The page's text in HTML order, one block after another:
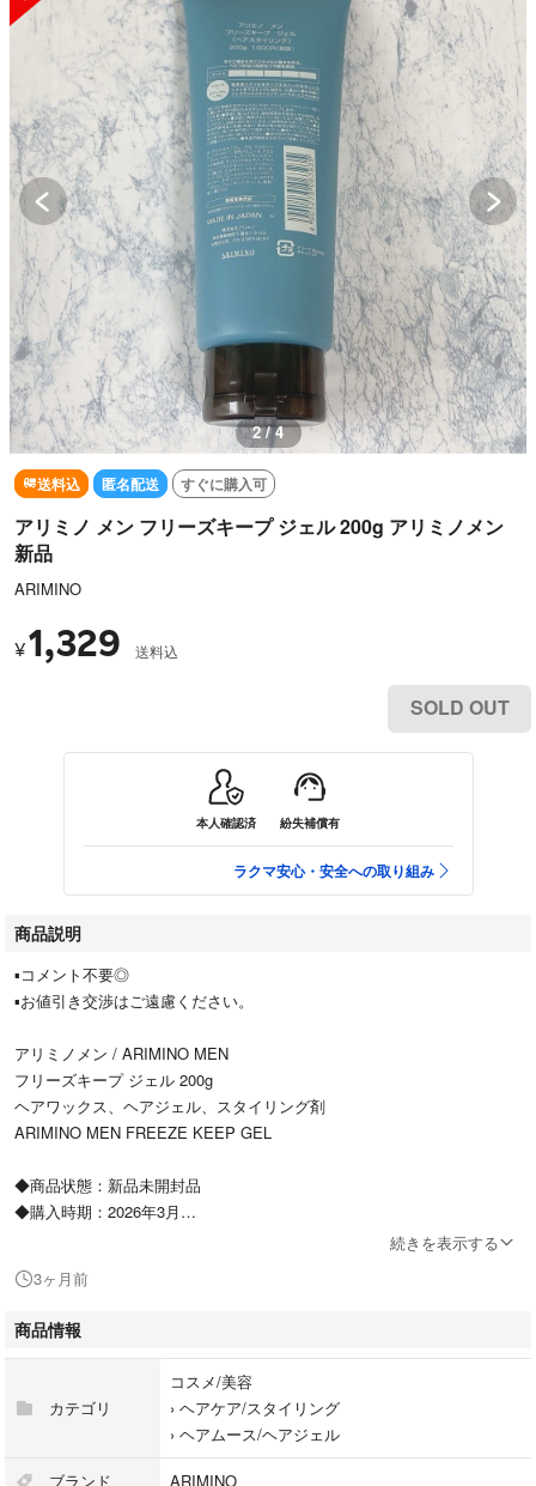
2 / 4
送料込 匿名配送 すぐに購入可
アリミノ メン フリーズキープ ジェル 200g アリミノメン
新品
ARIMINO
¥1,329 送料込
SOLD OUT
本人確認済 紛失補償有
ラクマ安心・安全への取り組み
商品説明
▪️コメント不要◎
▪️お値引き交渉はご遠慮ください。
アリミノメン / ARIMINO MEN
フリーズキープ ジェル 200g
ヘアワックス、ヘアジェル、スタイリング剤
ARIMINO MEN FREEZE KEEP GEL
◆商品状態：新品未開封品
◆購入時期：2026年3月
【商品概要】
・ハリ感と清潔感のあるウェットなツヤ
・長時間スタイルをキープするハードなセット力
・ジェル特有のパリッと感と速乾性
人気モデル・シリーズ···ARIMINO Men
続きを表示する
3ヶ月前
商品情報
カテゴリ
コスメ/美容
› ヘアケア/スタイリング
› ヘアムース/ヘアジェル
ブランド ARIMINO